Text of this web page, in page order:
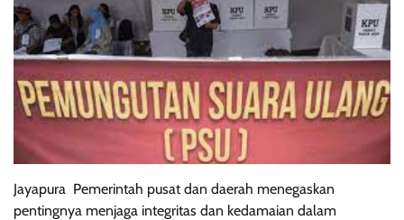
Jayapura  Pemerintah pusat dan daerah menegaskan
pentingnya menjaga integritas dan kedamaian dalam